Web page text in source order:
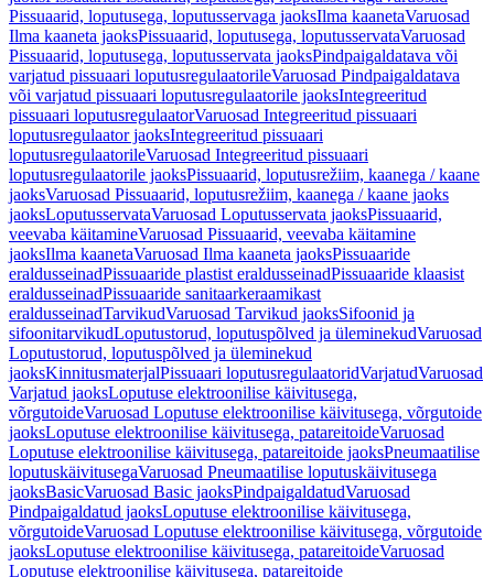
Pissuaarid, loputusega, loputusservaga jaoksIlma kaanetaVaruosad
Ilma kaaneta jaoksPissuaarid, loputusega, loputusservataVaruosad
Pissuaarid, loputusega, loputusservata jaoksPindpaigaldatava või
varjatud pissuaari loputusregulaatorileVaruosad Pindpaigaldatava
või varjatud pissuaari loputusregulaatorile jaoksIntegreeritud
pissuaari loputusregulaatorVaruosad Integreeritud pissuaari
loputusregulaator jaoksIntegreeritud pissuaari
loputusregulaatorileVaruosad Integreeritud pissuaari
loputusregulaatorile jaoksPissuaarid, loputusrežiim, kaanega / kaane
jaoksVaruosad Pissuaarid, loputusrežiim, kaanega / kaane jaoks
jaoksLoputusservataVaruosad Loputusservata jaoksPissuaarid,
veevaba käitamineVaruosad Pissuaarid, veevaba käitamine
jaoksIlma kaanetaVaruosad Ilma kaaneta jaoksPissuaaride
eraldusseinadPissuaaride plastist eraldusseinadPissuaaride klaasist
eraldusseinadPissuaaride sanitaarkeraamikast
eraldusseinadTarvikudVaruosad Tarvikud jaoksSifoonid ja
sifoonitarvikudLoputustorud, loputuspõlved ja üleminekudVaruosad
Loputustorud, loputuspõlved ja üleminekud
jaoksKinnitusmaterjalPissuaari loputusregulaatoridVarjatudVaruosad
Varjatud jaoksLoputuse elektroonilise käivitusega,
võrgutoideVaruosad Loputuse elektroonilise käivitusega, võrgutoide
jaoksLoputuse elektroonilise käivitusega, patareitoideVaruosad
Loputuse elektroonilise käivitusega, patareitoide jaoksPneumaatilise
loputuskäivitusegaVaruosad Pneumaatilise loputuskäivitusega
jaoksBasicVaruosad Basic jaoksPindpaigaldatudVaruosad
Pindpaigaldatud jaoksLoputuse elektroonilise käivitusega,
võrgutoideVaruosad Loputuse elektroonilise käivitusega, võrgutoide
jaoksLoputuse elektroonilise käivitusega, patareitoideVaruosad
Loputuse elektroonilise käivitusega, patareitoide